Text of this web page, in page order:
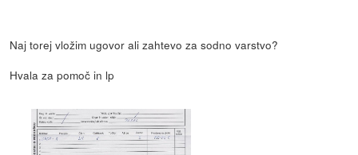
Naj torej vložim ugovor ali zahtevo za sodno varstvo?
Hvala za pomoč in lp